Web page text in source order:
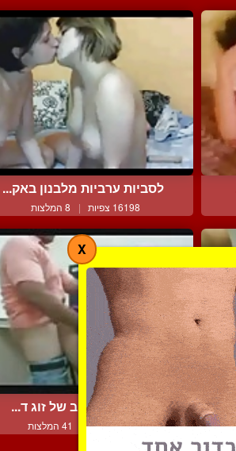
לסביות ערביות מלבנון באק...
16198 צפיות | 8 המלצות
זיון מוסלמי טוב של זוג ד...
39550 צפיות | 41 המלצות
X